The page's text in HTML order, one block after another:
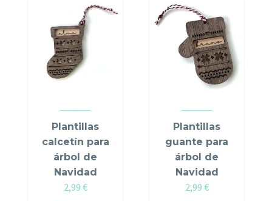
Plantillas
calcetín para
árbol de
Navidad
2,99 €
Plantillas
guante para
árbol de
Navidad
2,99 €